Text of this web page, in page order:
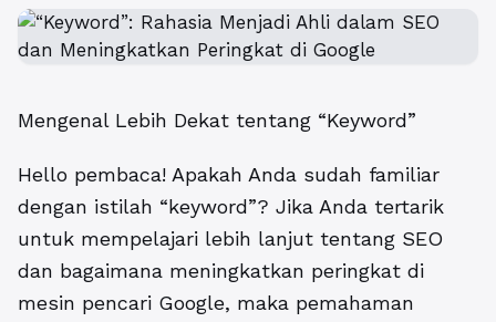
Mengenal Lebih Dekat tentang “Keyword”
Hello pembaca! Apakah Anda sudah familiar
dengan istilah “keyword”? Jika Anda tertarik
untuk mempelajari lebih lanjut tentang SEO
dan bagaimana meningkatkan peringkat di
mesin pencari Google, maka pemahaman